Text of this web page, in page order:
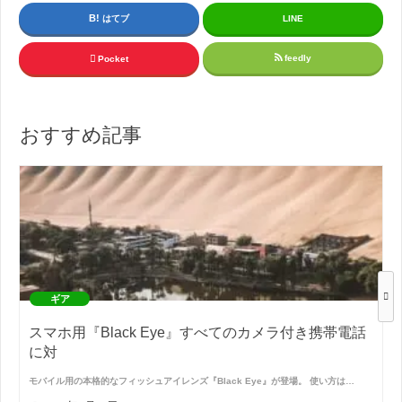
はてブ LINE
Pocket feedly
おすすめ記事
ギア
スマホ用『Black Eye』すべてのカメラ付き携帯電話
に対
モバイル用の本格的なフィッシュアイレンズ『Black Eye』が登場。 使い方は…